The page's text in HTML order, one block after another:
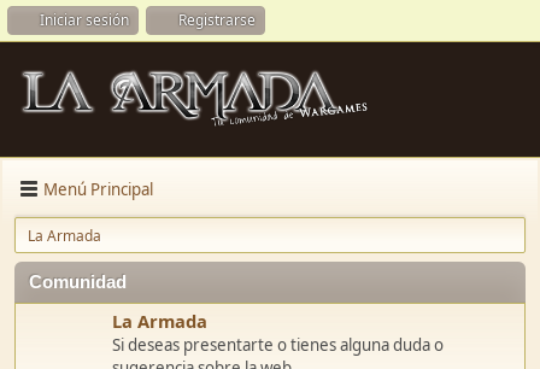
Iniciar sesión Registrarse
Menú Principal
La Armada
Comunidad
La Armada
Si deseas presentarte o tienes alguna duda o